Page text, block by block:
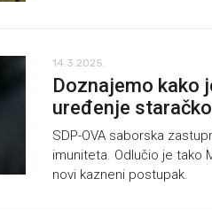
14.3.2025.
Doznajemo kako
uređenje
SDP-OVA saborska
imuniteta. Odlučio je tako
novi kazneni postupak.